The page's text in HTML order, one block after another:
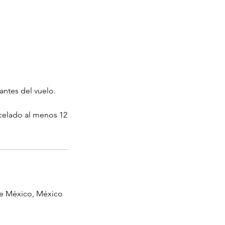
del vuelo.
al menos 12
México, México